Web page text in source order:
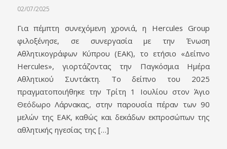
02/07/2025
Για πέμπτη συνεχόμενη χρονιά, η Hercules Group
φιλοξένησε, σε συνεργασία με την Ένωση
Αθλητικογράφων Κύπρου (ΕΑΚ), το ετήσιο «Δείπνο
Hercules», γιορτάζοντας την Παγκόσμια Ημέρα
Αθλητικού Συντάκτη. Το δείπνο του 2025
πραγματοποιήθηκε την Τρίτη 1 Ιουλίου στον Άγιο
Θεόδωρο Λάρνακας, στην παρουσία πέραν των 90
μελών της ΕΑΚ, καθώς και δεκάδων εκπροσώπων της
αθλητικής ηγεσίας της […]